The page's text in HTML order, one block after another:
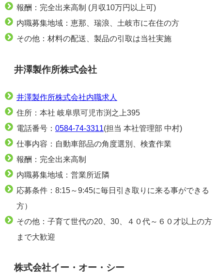
報酬：完全出来高制 (月収10万円以上可)
内職募集地域：恵那、瑞浪、土岐市に在住の方
その他：材料の配送、製品の引取は当社実施
井澤製作所株式会社
井澤製作所株式会社内職求人
住所：本社 岐阜県可児市渕之上395
電話番号： 0584-74-3311 (担当 本社管理部 中村)
仕事内容：自動車部品の角度選別、検査作業
報酬：完全出来高制
内職募集地域：営業所近隣
応募条件：8:15～9:45に毎日引き取りに来る事ができる
方）
その他：子育て世代の20、30、４０代～６０才以上の方
まで大歓迎
株式会社イー・オー・シー